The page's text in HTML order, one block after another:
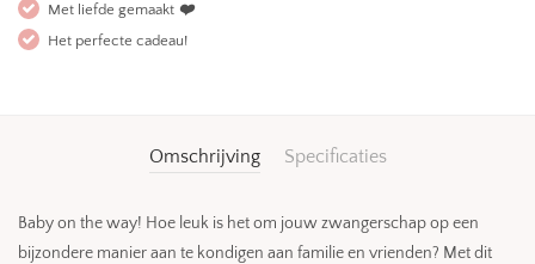
Met liefde gemaakt ❤️
Het perfecte cadeau!
Omschrijving Specificaties
Baby on the way! Hoe leuk is het om jouw zwangerschap op een
bijzondere manier aan te kondigen aan familie en vrienden? Met dit